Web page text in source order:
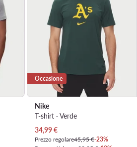
Occasione
Nike
T-shirt · Verde
Prezzo attuale
34,99€
Prezzo regolare45,95 €-23%